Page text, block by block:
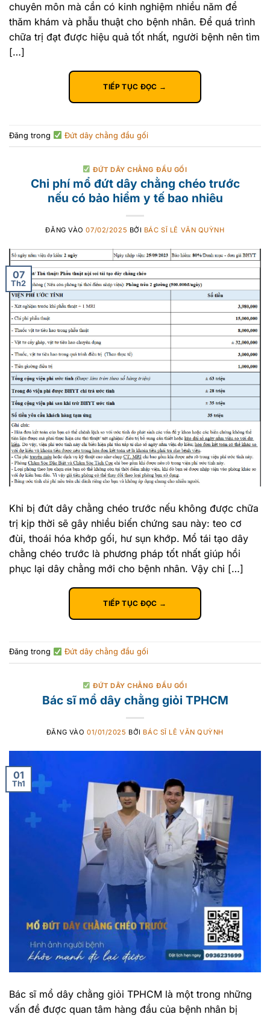
chuyên môn mà cần có kinh nghiệm nhiều năm để
thăm khám và phẫu thuật cho bệnh nhân. Để quá trình
chữa trị đạt được hiệu quả tốt nhất, người bệnh nên tìm
[…]
TIẾP TỤC ĐỌC →
Đăng trong Đứt dây chằng đầu gối
ĐỨT DÂY CHẰNG ĐẦU GỐI
Chi phí mổ đứt dây chằng chéo trước
nếu có bảo hiểm y tế bao nhiêu
ĐĂNG VÀO07/02/2025 BỞI BÁC SĨ LÊ VĂN QUỲNH
07
Th2
Khi bị đứt dây chằng chéo trước nếu không được chữa
trị kịp thời sẽ gây nhiều biến chứng sau này: teo cơ
đùi, thoái hóa khớp gối, hư sụn khớp. Mổ tái tạo dây
chằng chéo trước là phương pháp tốt nhất giúp hồi
phục lại dây chằng mới cho bệnh nhân. Vậy chi […]
TIẾP TỤC ĐỌC →
Đăng trong Đứt dây chằng đầu gối
ĐỨT DÂY CHẰNG ĐẦU GỐI
Bác sĩ mổ dây chằng giỏi TPHCM
ĐĂNG VÀO 01/01/2025 BỞI BÁC SĨ LÊ VĂN QUỲNH
01
Th1
Bác sĩ mổ dây chằng giỏi TPHCM là một trong những
vấn đề được quan tâm hàng đầu của bệnh nhân bị